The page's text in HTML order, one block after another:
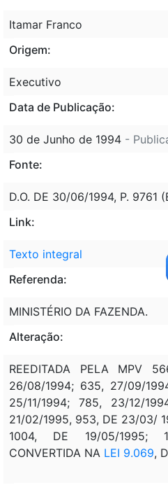
Itamar Franco
Origem:
Executivo
Data de Publicação:
30 de Junho de 1994 -
Fonte:
D.O. DE 30/06/1994, P. 9761
Link:
Texto integral
Referenda:
MINISTÉRIO DA FAZENDA.
Alteração:
REEDITADA PELA MPV
26/08/1994; 635, 27/09/
25/11/1994; 785, 23/12/
21/02/1995, 953, DE 23/03/
1004, DE 19/05/1995;
CONVERTIDA NA LEI 9.069,